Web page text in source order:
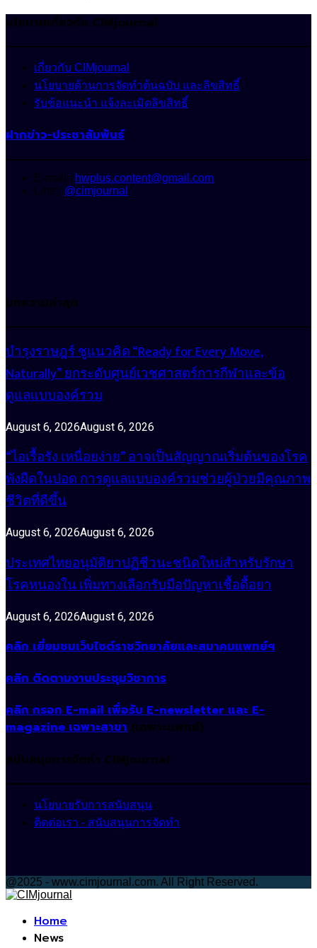
นโยบายเกี่ยวกับ CIMjournal
เกี่ยวกับ CIMjournal
นโยบายด้านการจัดทำต้นฉบับ และลิขสิทธิ์
รับข้อแนะนำ แจ้งละเมิดลิขสิทธิ์
ฝากข่าว-ประชาสัมพันธ์
E-mail : hwplus.content@gmail.com
Line : @cimjournal
บทความล่าสุด
บำรุงราษฎร์ ชูแนวคิด “Ready for Every Move,
Naturally” ยกระดับศูนย์เวชศาสตร์การกีฬาและข้อ
ดูแลแบบองค์รวม
August 6, 2026August 6, 2026
“ไอเรื้อรัง เหนื่อยง่าย” อาจเป็นสัญญาณเริ่มต้นของโรค
พังผืดในปอด การดูแลแบบองค์รวมช่วยผู้ป่วยมีคุณภาพ
ชีวิตที่ดีขึ้น
August 6, 2026August 6, 2026
ประเทศไทยอนุมัติยาปฏิชีวนะชนิดใหม่สำหรับรักษา
โรคหนองใน เพิ่มทางเลือกรับมือปัญหาเชื้อดื้อยา
August 6, 2026August 6, 2026
คลิก เยี่ยมชมเว็บไซต์ราชวิทยาลัยและสมาคมแพทย์ฯ
คลิก ติดตามงานประชุมวิชาการ
คลิก กรอก E-mail เพื่อรับ E-newsletter และ E-
magazine เฉพาะสาขา (เฉพาะแพทย์)
สนับสนุนการจัดทำ CIMjournal
นโยบายรับการสนับสนุน
ติดต่อเรา - สนับสนุนการจัดทำ
@2025 - www.cimjournal.com. All Right Reserved.
Home
News